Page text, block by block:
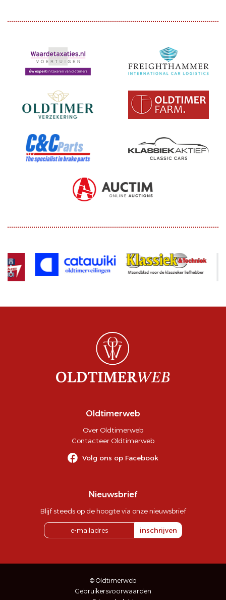
Oldtimerweb
Over Oldtimerweb
Contacteer Oldtimerweb
Volg ons op Facebook
Nieuwsbrief
Blijf steeds op de hoogte via onze nieuwsbrief
inschrijven
© Oldtimerweb
Gebruikersvoorwaarden